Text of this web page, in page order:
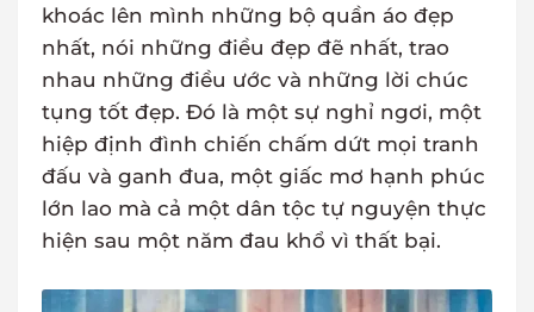
khoác lên mình những bộ quần áo đẹp
nhất, nói những điều đẹp đẽ nhất, trao
nhau những điều ước và những lời chúc
tụng tốt đẹp. Đó là một sự nghỉ ngơi, một
hiệp định đình chiến chấm dứt mọi tranh
đấu và ganh đua, một giấc mơ hạnh phúc
lớn lao mà cả một dân tộc tự nguyện thực
hiện sau một năm đau khổ vì thất bại.